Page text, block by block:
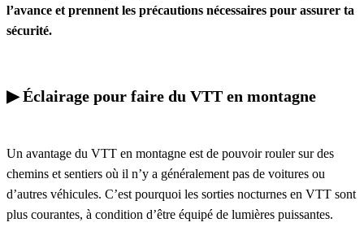
l’avance et prennent les précautions nécessaires pour assurer ta
sécurité.
▶︎ Éclairage pour faire du VTT en montagne
Un avantage du VTT en montagne est de pouvoir rouler sur des
chemins et sentiers où il n’y a généralement pas de voitures ou
d’autres véhicules. C’est pourquoi les sorties nocturnes en VTT sont
plus courantes, à condition d’être équipé de lumières puissantes.